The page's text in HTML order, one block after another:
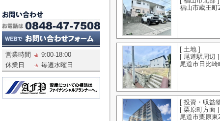
福山市蔵王町
[ 土地 ]
[ 尾道駅周辺 ]
尾道市日比崎
[ 投資・収益
[ 栗原町方面 ]
尾道市栗原東
営業時間
9:00-18:00
休業日
毎週水曜日